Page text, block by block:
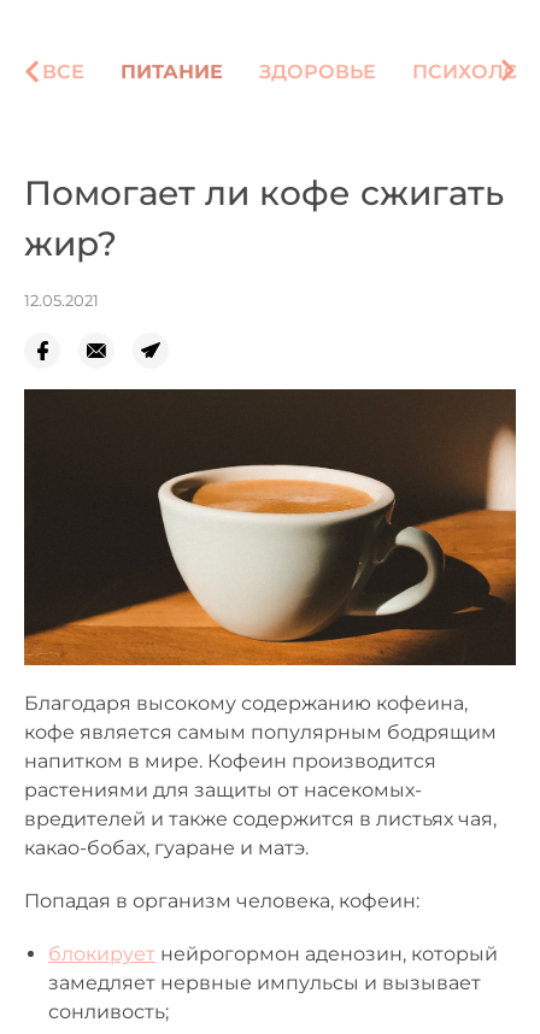
ВСЕ ПИТАНИЕ ЗДОРОВЬЕ
Помогает ли кофе сжигать
жир?
12.05.2021
Благодаря высокому содержанию кофеина,
кофе является самым популярным бодрящим
напитком в мире. Кофеин производится
растениями для защиты от насекомых-
вредителей и также содержится в листьях чая,
какао-бобах, гуаране и матэ.
Попадая в организм человека, кофеин:
блокирует нейрогормон аденозин, который
замедляет нервные импульсы и вызывает
сонливость;